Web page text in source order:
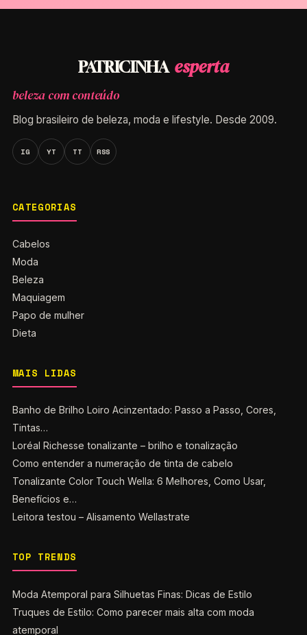
PATRICINHA esperta
beleza com conteúdo
Blog brasileiro de beleza, moda e lifestyle. Desde 2009.
IG YT TT RSS
CATEGORIAS
Cabelos
Moda
Beleza
Maquiagem
Papo de mulher
Dieta
MAIS LIDAS
Banho de Brilho Loiro Acinzentado: Passo a Passo, Cores,
Tintas…
Loréal Richesse tonalizante – brilho e tonalização
Como entender a numeração de tinta de cabelo
Tonalizante Color Touch Wella: 6 Melhores, Como Usar,
Benefícios e…
Leitora testou – Alisamento Wellastrate
TOP TRENDS
Moda Atemporal para Silhuetas Finas: Dicas de Estilo
Truques de Estilo: Como parecer mais alta com moda
atemporal